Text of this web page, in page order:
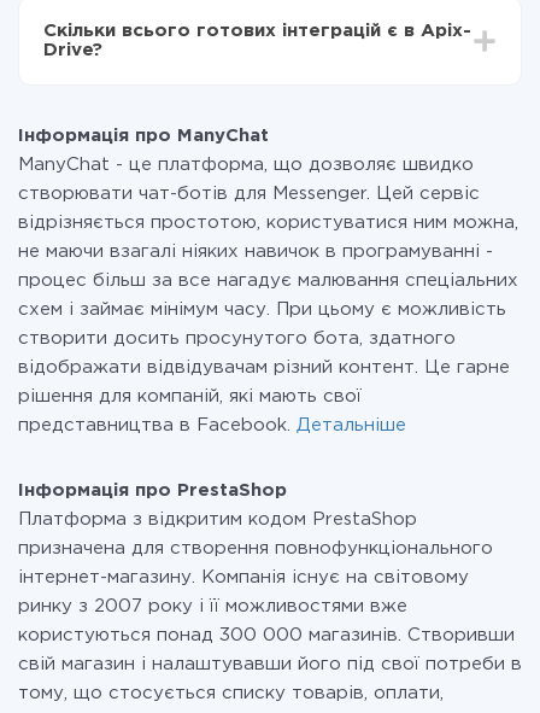
Ви оплачуєте лише кількість даних, які за фактом
передаються з однієї вашої системи в іншу через
при необхідності. Детальніше про
Скільки всього готових інтеграцій є в Apix-
Drive?
Інформація про ManyChat
ManyChat - це платформа, що дозволяє швидко
створювати чат-ботів для Messenger. Цей сервіс
відрізняється простотою, користуватися ним можна,
не маючи взагалі ніяких навичок в програмуванні -
процес більш за все нагадує малювання спеціальних
схем і займає мінімум часу. При цьому є можливість
створити досить просунутого бота, здатного
відображати відвідувачам різний контент. Це гарне
рішення для компаній, які мають свої
представництва в Facebook. Детальніше
Інформація про PrestaShop
Платформа з відкритим кодом PrestaShop
призначена для створення повнофункціонального
інтернет-магазину. Компанія існує на світовому
ринку з 2007 року і її можливостями вже
користуються понад 300 000 магазинів. Створивши
свій магазин і налаштувавши його під свої потреби в
тому, що стосується списку товарів, оплати,